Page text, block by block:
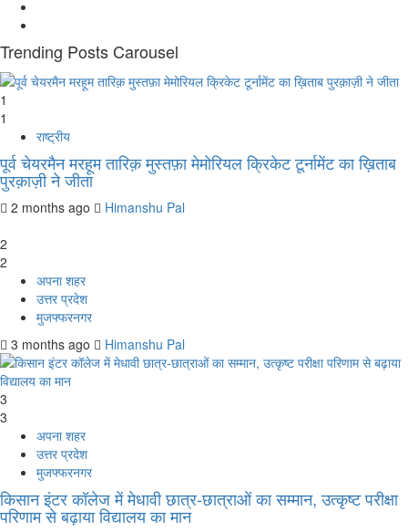
Trending Posts Carousel
1
1
राष्ट्रीय
पूर्व चेयरमैन मरहूम तारिक़ मुस्तफ़ा मेमोरियल क्रिकेट टूर्नामेंट का ख़िताब
पुरक़ाज़ी ने जीता
2 months ago
Himanshu Pal
2
2
अपना शहर
उत्तर प्रदेश
मुजफ्फरनगर
3 months ago
Himanshu Pal
3
3
अपना शहर
उत्तर प्रदेश
मुजफ्फरनगर
किसान इंटर कॉलेज में मेधावी छात्र-छात्राओं का सम्मान, उत्कृष्ट परीक्षा
परिणाम से बढ़ाया विद्यालय का मान